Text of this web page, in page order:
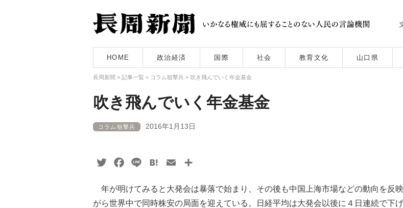
HOME 政治経済 国際 社会 教育文化 山口県
長周新聞 > 記事一覧 > コラム狙撃兵 > 吹き飛んでいく年金基金
吹き飛んでいく年金基金
コラム狙撃兵 2016年1月13日
TwitterFacebook
Line HatenaEmail
年が明けてみると大発会は暴落で始まり、その後も中国上海市場などの動向を反
がら世界中で同時株安の局面を迎えている。日経平均は大発会以後に４日連続で下